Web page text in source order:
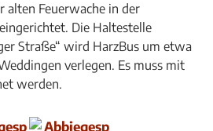
alten Feuerwache in der
Die Haltestelle
Straße“ wird HarzBus um etwa
verlegen. Es muss mit
werden.